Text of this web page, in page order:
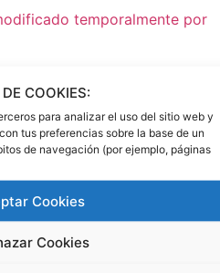
COOKIES:
para analizar el uso del sitio web y
tus preferencias sobre la base de un
de navegación (por ejemplo, páginas
Cookies
Cookies
temporalmente por